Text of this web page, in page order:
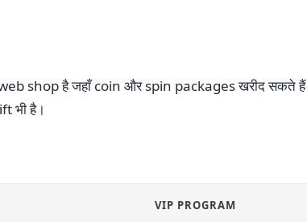
shop है जहाँ coin और spin packages खरीद सकते
भी है।
VIP PROGRAM